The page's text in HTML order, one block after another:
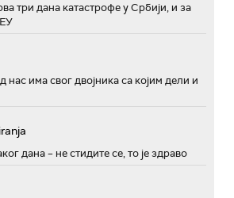
три дана катастрофе у Србији, и за
нас има свог двојника са којим дели и
дана – не стидите се, то је здраво